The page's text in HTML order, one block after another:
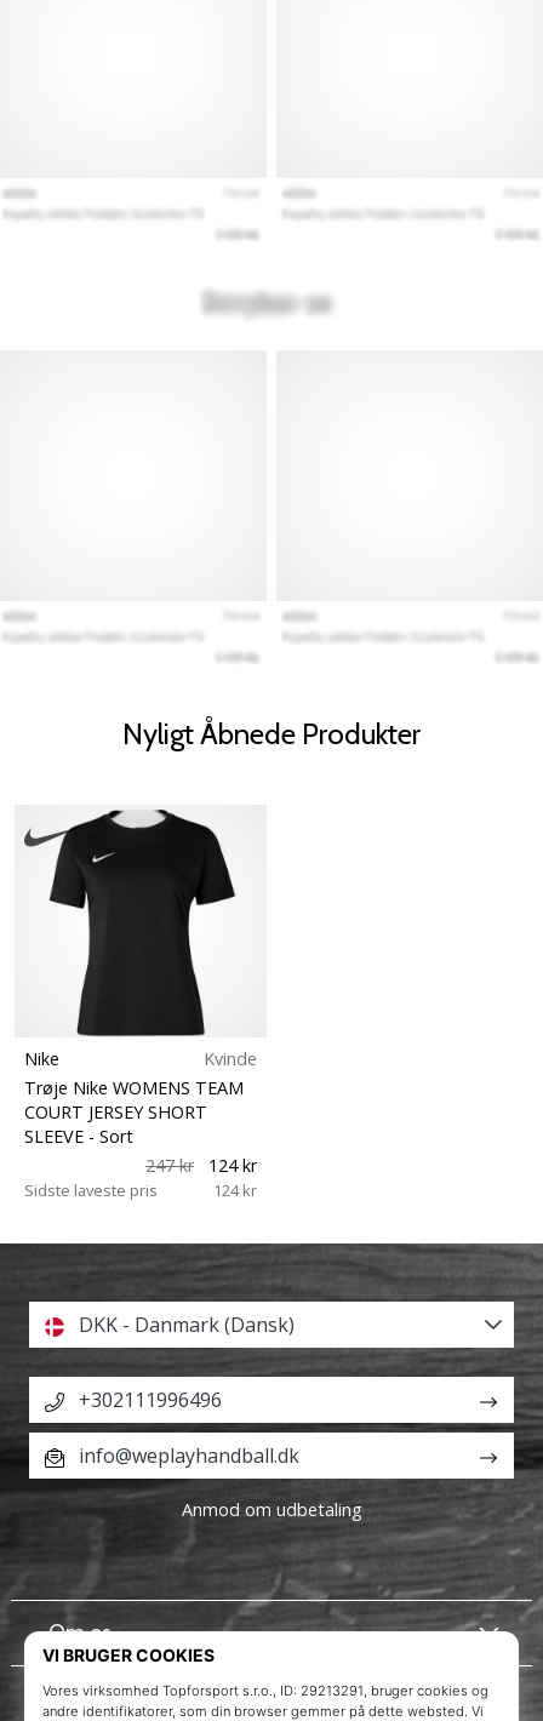
Nyligt Åbnede Produkter
Nike
Kvinde
Trøje Nike WOMENS TEAM
COURT JERSEY SHORT
SLEEVE - Sort
247 kr
124 kr
Sidste laveste pris 124 kr
Om os
Kundeservice
DKK - Danmark (Dansk)
+302111996496
info@weplayhandball.dk
Anmod om udbetaling